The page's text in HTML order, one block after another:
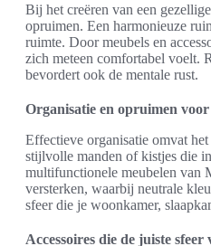
Bij het creëren van een
opruimen. Een harmonieuze
ruimte. Door meubels en
zich meteen comfortabel voelt.
bevordert ook de mentale rust.
Organisatie en opruimen
Effectieve organisatie omvat
stijlvolle manden of kistjes die
multifunctionele meubelen van
versterken, waarbij neutrale
sfeer die je woonkamer,
Accessoires die de juiste sfeer